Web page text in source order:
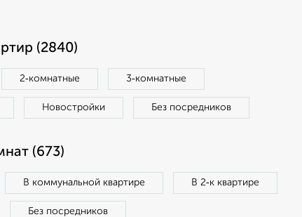
(2840)
2‑комнатные 3‑комнатные
Новостройки Без посредников
(673)
В коммунальной квартире В 2‑к квартире
Без посредников